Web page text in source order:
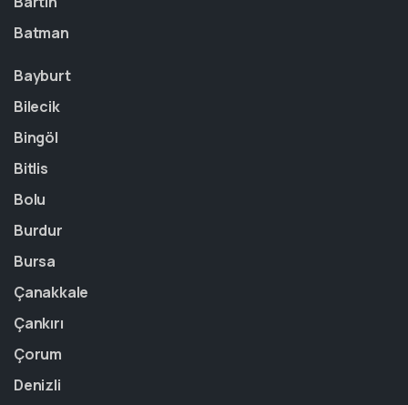
Batman
Bayburt
Bilecik
Bingöl
Bitlis
Bolu
Burdur
Bursa
Çanakkale
Çankırı
Çorum
Denizli